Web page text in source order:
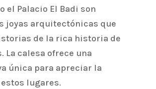
el Palacio El Badi son
joyas arquitectónicas que
de la rica historia de
La calesa ofrece una
única para apreciar la
lugares.